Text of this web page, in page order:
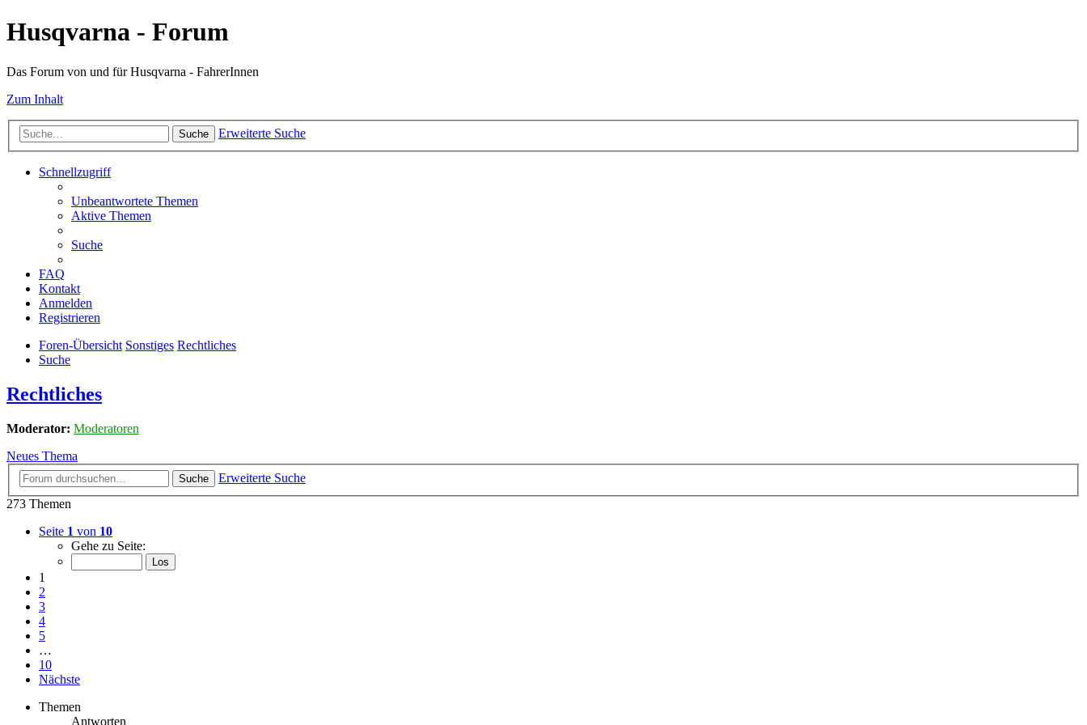
Husqvarna - Forum
Das Forum von und für Husqvarna - FahrerInnen
Zum Inhalt
Suche Erweiterte Suche
Schnellzugriff
Unbeantwortete Themen
Aktive Themen
Suche
FAQ
Kontakt
Anmelden
Registrieren
Foren-Übersicht Sonstiges Rechtliches
Suche
Rechtliches
Moderator: Moderatoren
Neues Thema
Suche
Erweiterte Suche
273 Themen
Seite 1 von 10
Gehe zu Seite:
1
2
3
4
5
…
10
Nächste
Themen
Antworten